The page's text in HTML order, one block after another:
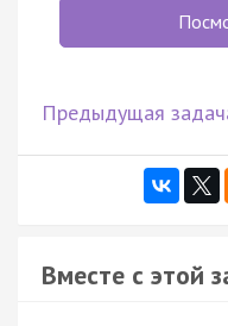
Предыдущая
Вместе с этой